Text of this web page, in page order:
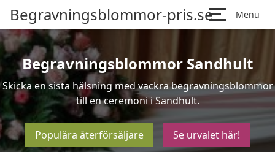
Begravningsblommor-pris.se Menu
Begravningsblommor Sandhult
Skicka en sista hälsning med vackra begravningsblommor
till en ceremoni i Sandhult.
Populära återförsäljare Se urvalet här!